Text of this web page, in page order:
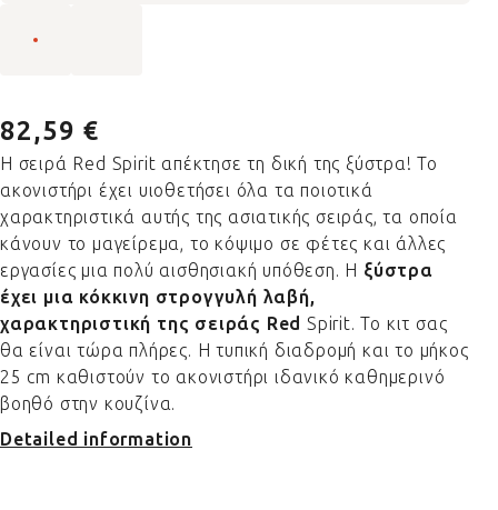
82,59 €
Η σειρά Red Spirit απέκτησε τη δική της ξύστρα! Το
ακονιστήρι έχει υιοθετήσει όλα τα ποιοτικά
χαρακτηριστικά αυτής της ασιατικής σειράς, τα οποία
κάνουν το μαγείρεμα, το κόψιμο σε φέτες και άλλες
εργασίες μια πολύ αισθησιακή υπόθεση. Η ξύστρα
έχει μια κόκκινη στρογγυλή λαβή,
χαρακτηριστική της σειράς Red Spirit. Το κιτ σας
θα είναι τώρα πλήρες. Η τυπική διαδρομή και το μήκος
25 cm καθιστούν το ακονιστήρι ιδανικό καθημερινό
βοηθό στην κουζίνα.
Detailed information